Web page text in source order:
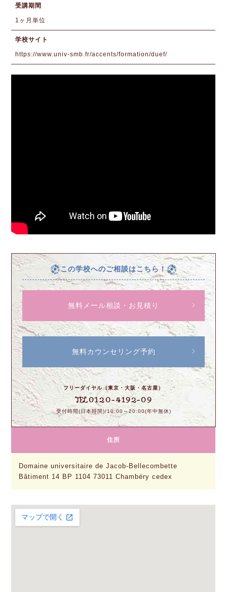
受講期間
1ヶ月単位
学校サイト
https://www.univ-smb.fr/accents/formation/duef/
この学校へのご相談はこちら！
無料メール相談・お見積り
無料カウンセリング予約
フリーダイヤル（東京・大阪・名古屋）
TEL0120-4192-09
受付時間(日本時間)/10:00～20:00(年中無休)
住所
Domaine universitaire de Jacob-Bellecombette
Bâtiment 14 BP 1104 73011 Chambéry cedex